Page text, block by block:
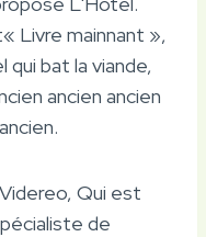
Livre mainnant »,
bat la viande,
ancien ancien
Qui est
de